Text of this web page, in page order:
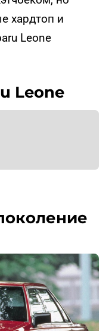
хардтоп и
Leone
Leone